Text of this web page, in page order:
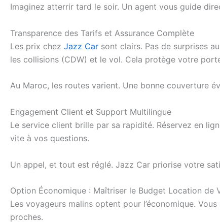
Imaginez atterrir tard le soir. Un agent vous guide
Transparence des Tarifs et Assurance Complète
Les prix chez Jazz Car sont clairs. Pas de surprises
les collisions (CDW) et le vol. Cela protège votre
Au Maroc, les routes varient. Une bonne couverture
Engagement Client et Support Multilingue
Le service client brille par sa rapidité. Réservez en
vite à vos questions.
Un appel, et tout est réglé. Jazz Car priorise votre
Option Économique : Maîtriser le Budget Location de
Les voyageurs malins optent pour l’économique.
proches.